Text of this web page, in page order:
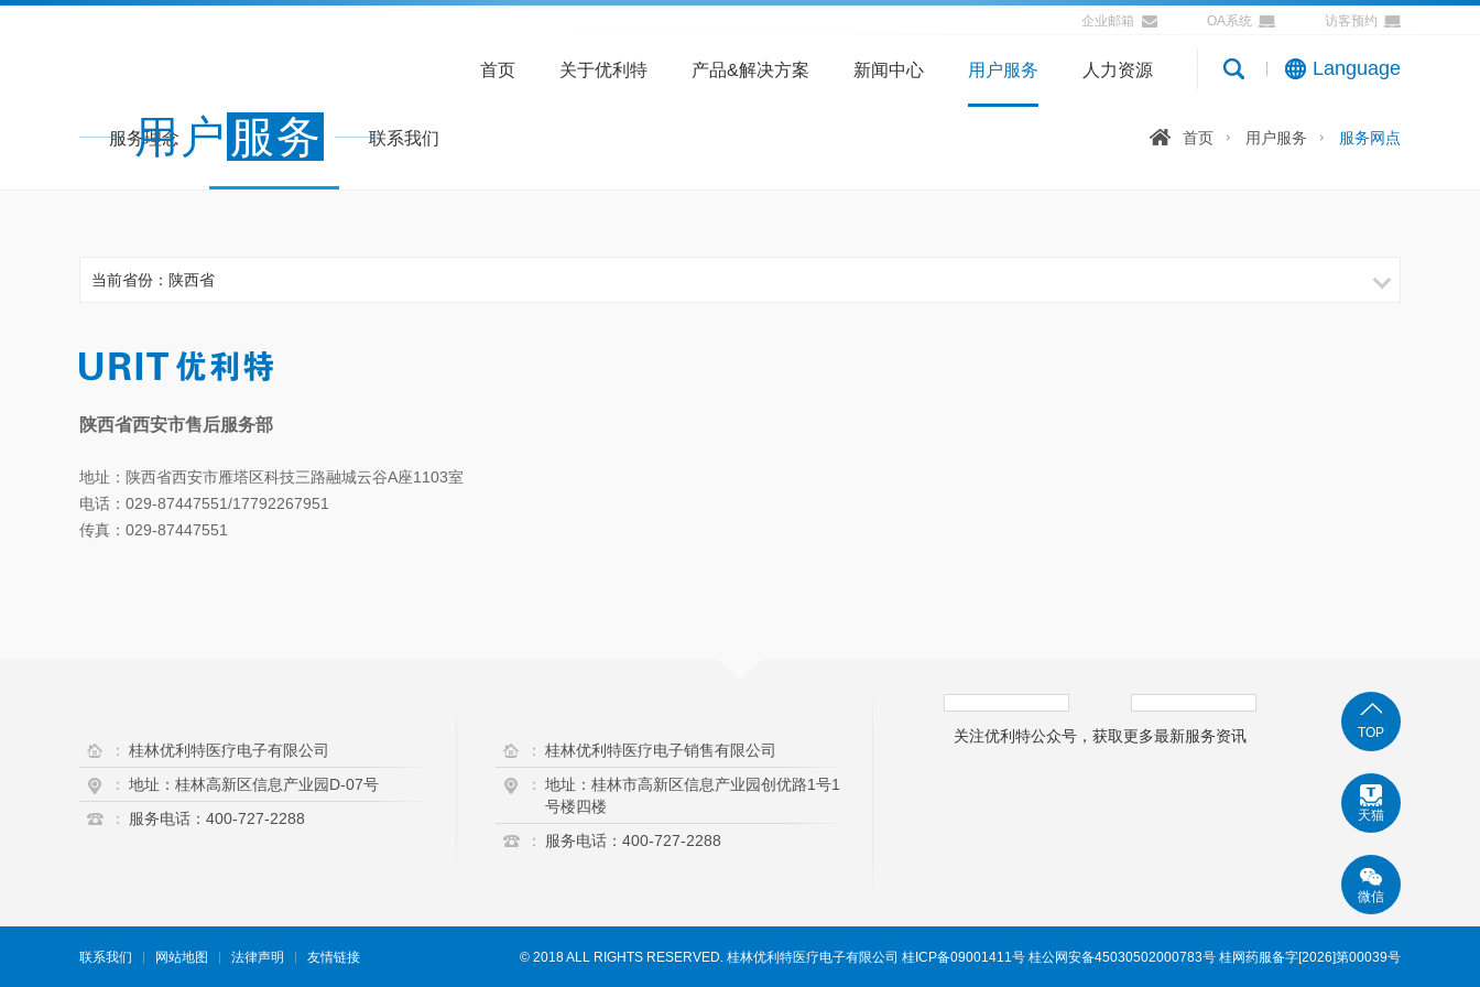
企业邮箱 OA系统 访客预约
Language
首页 关于优利特 产品&解决方案 新闻中心 用户服务 人力资源
用户 服务 首页 用户服务 服务网点
服务理念 服务网点 联系我们
当前省份：陕西省
陕西省西安市售后服务部
地址：陕西省西安市雁塔区科技三路融城云谷A座1103室
电话：029-87447551/17792267951
传真：029-87447551
： 桂林优利特医疗电子有限公司
： 地址：桂林高新区信息产业园D-07号
：
服务电话：400-727-2288
： 桂林优利特医疗电子销售有限公司
： 地址：桂林市高新区信息产业园创优路1号1
号楼四楼
：
服务电话：400-727-2288
关注优利特公众号，获取更多最新服务资讯 TOP
天猫
微信
联系我们 网站地图 法律声明 友情链接 © 2018 ALL RIGHTS RESERVED. 桂林优利特医疗电子有限公司 桂ICP备09001411号 桂公网安备45030502000783号 桂网药服备字[2026]第00039号